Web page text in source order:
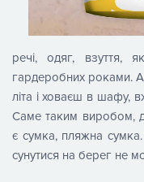
речі, одяг, взуття,
гардеробних роками. А
літа і ховаєш в шафу,
Саме таким виробом,
є сумка, пляжна
сунутися на берег не